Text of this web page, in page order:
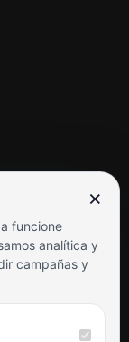
×
funcione
analítica y
campañas y